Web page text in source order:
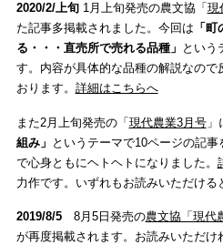
2020/2/上旬1月上旬発売の農文協「 現
た記事多掲載されました。今回は 「
る・・・直売所で売れる品種」 という
す。内容が具体的な品種の解説なので
おります。 詳細はこちらへ
また2月上旬発売の「現代農業3月号」
組み」 というテーマで10ページの記
で心身ともにヘトヘトになりました。
力作です。いずれもお読みいただける
2019/8/58月5日発売の農文協「現代
が再度掲載されます。お読みいただけ